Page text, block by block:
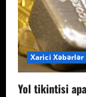
Xarici Xəbərlər
Yol tikintisi